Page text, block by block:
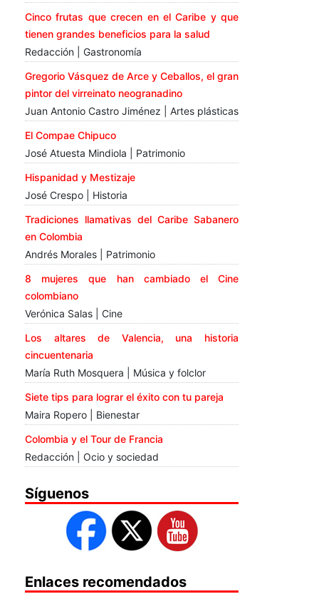
Cinco frutas que crecen en el Caribe y que
tienen grandes beneficios para la salud
Redacción | Gastronomía
Gregorio Vásquez de Arce y Ceballos, el gran
pintor del virreinato neogranadino
Juan Antonio Castro Jiménez | Artes plásticas
El Compae Chipuco
José Atuesta Mindiola | Patrimonio
Hispanidad y Mestizaje
José Crespo | Historia
Tradiciones llamativas del Caribe Sabanero
en Colombia
Andrés Morales | Patrimonio
8 mujeres que han cambiado el Cine
colombiano
Verónica Salas | Cine
Los altares de Valencia, una historia
cincuentenaria
María Ruth Mosquera | Música y folclor
Siete tips para lograr el éxito con tu pareja
Maira Ropero | Bienestar
Colombia y el Tour de Francia
Redacción | Ocio y sociedad
Síguenos
Enlaces recomendados